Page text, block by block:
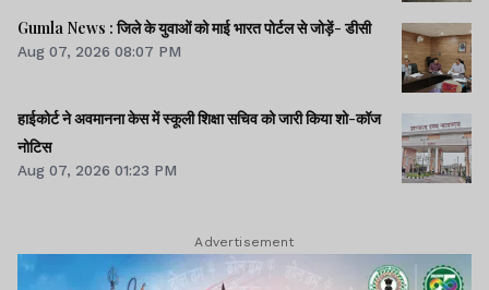
Gumla News : जिले के युवाओं को माई भारत पोर्टल से जोड़ें- डीसी
Aug 07, 2026 08:07 PM
हाईकोर्ट ने अवमानना केस में स्कूली शिक्षा सचिव को जारी किया शो-कॉज
नोटिस
Aug 07, 2026 01:23 PM
Advertisement